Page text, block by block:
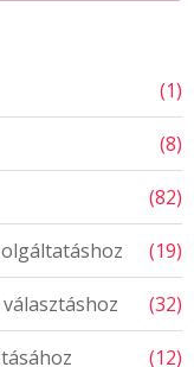
(1)
(8)
(82)
(19)
(32)
(12)